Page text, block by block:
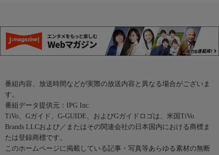
番組内容、放送時間などが実際の放送内容と異なる場合がございま
す。
番組データ提供元：IPG Inc.
TiVo、Gガイド、G-GUIDE、およびGガイドロゴは、米国TiVo
Brands LLCおよび／またはその関連会社の日本国内における商標ま
たは登録商標です。
このホームページに掲載している記事・写真等あらゆる素材の無断